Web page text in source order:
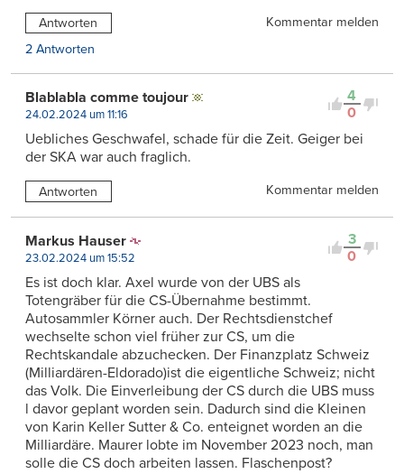
Antworten
Kommentar melden
2 Antworten
4
0
Blablabla comme toujour
24.02.2024 um 11:16
Uebliches Geschwafel, schade für die Zeit. Geiger bei
der SKA war auch fraglich.
Antworten Kommentar melden
3
0
Markus Hauser
23.02.2024 um 15:52
Es ist doch klar. Axel wurde von der UBS als
Totengräber für die CS-Übernahme bestimmt.
Autosammler Körner auch. Der Rechtsdienstchef
wechselte schon viel früher zur CS, um die
Rechtskandale abzuchecken. Der Finanzplatz Schweiz
(Milliardären-Eldorado)ist die eigentliche Schweiz; nicht
das Volk. Die Einverleibung der CS durch die UBS muss
l davor geplant worden sein. Dadurch sind die Kleinen
von Karin Keller Sutter & Co. enteignet worden an die
Milliardäre. Maurer lobte im November 2023 noch, man
solle die CS doch arbeiten lassen. Flaschenpost?